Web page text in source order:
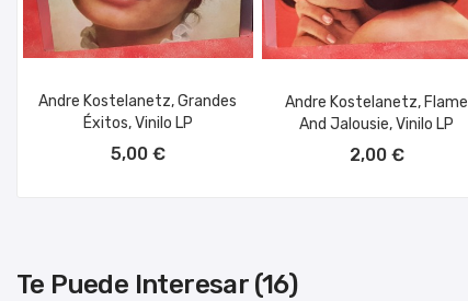
Andre Kostelanetz, Grandes
Éxitos, Vinilo LP
5,00 €
Andre Kostelanetz, Flame
And Jalousie, Vinilo LP
2,00 €
Te Puede Interesar (16)